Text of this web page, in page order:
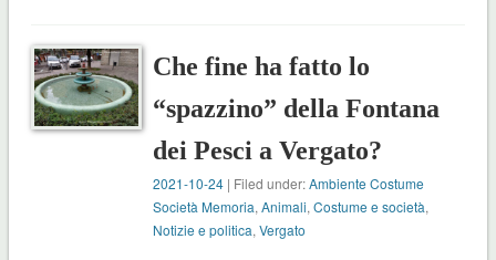
Che fine ha fatto lo
“spazzino” della Fontana
dei Pesci a Vergato?
2021-10-24 | Filed under:Ambiente Costume
Società Memoria,Animali,Costume e società,
Notizie e politica,Vergato